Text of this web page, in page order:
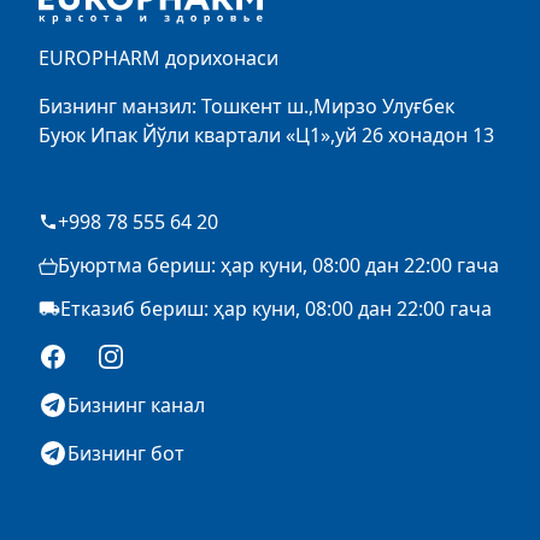
EUROPHARM дорихонаси
Бизнинг манзил: Тошкент ш.,Мирзо Улуғбек
Буюк Ипак Йўли квартали «Ц1»,уй 26 хонадон 13
+998 78 555 64 20
Буюртма бериш: ҳар куни, 08:00 дан 22:00 гача
Етказиб бериш: ҳар куни, 08:00 дан 22:00 гача
FacebookInstagram
Бизнинг канал
Бизнинг бот